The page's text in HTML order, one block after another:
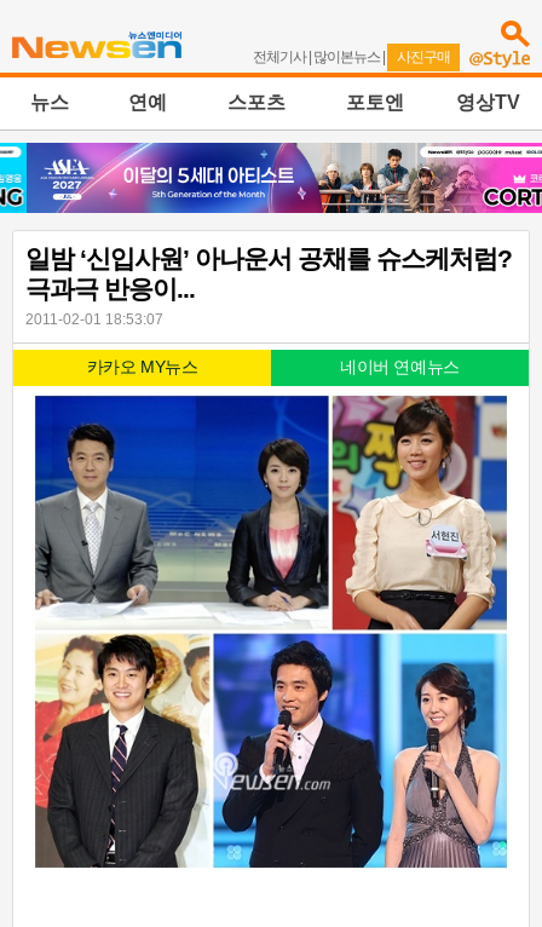
전체기사| 많이본뉴스 | 사진구매
뉴스 연예 스포츠 포토엔 영상TV
일밤 ‘신입사원’ 아나운서 공채를 슈스케처럼?
극과극 반응이...
2011-02-01 18:53:07
카카오 MY뉴스 네이버 연예뉴스